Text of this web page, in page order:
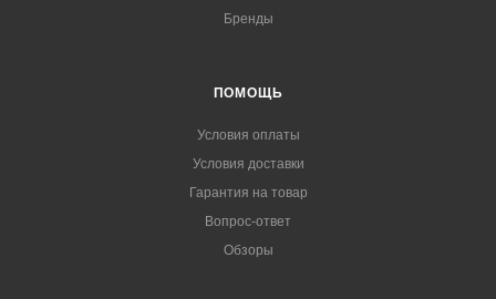
Бренды
ПОМОЩЬ
Условия оплаты
Условия доставки
Гарантия на товар
Вопрос-ответ
Обзоры